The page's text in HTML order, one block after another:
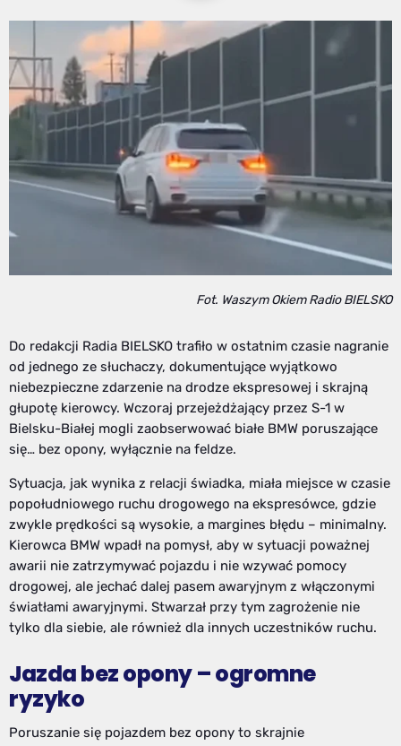
Fot. Waszym Okiem Radio BIELSKO
Do redakcji Radia BIELSKO trafiło w ostatnim czasie nagranie
od jednego ze słuchaczy, dokumentujące wyjątkowo
niebezpieczne zdarzenie na drodze ekspresowej i skrajną
głupotę kierowcy. Wczoraj przejeżdżający przez S-1 w
Bielsku-Białej mogli zaobserwować białe BMW poruszające
się… bez opony, wyłącznie na feldze.
Sytuacja, jak wynika z relacji świadka, miała miejsce w czasie
popołudniowego ruchu drogowego na ekspresówce, gdzie
zwykle prędkości są wysokie, a margines błędu – minimalny.
Kierowca BMW wpadł na pomysł, aby w sytuacji poważnej
awarii nie zatrzymywać pojazdu i nie wzywać pomocy
drogowej, ale jechać dalej pasem awaryjnym z włączonymi
światłami awaryjnymi. Stwarzał przy tym zagrożenie nie
tylko dla siebie, ale również dla innych uczestników ruchu.
Jazda bez opony – ogromne
ryzyko
Poruszanie się pojazdem bez opony to skrajnie